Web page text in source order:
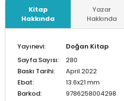
Kitap
Hakkında
Yazar
Hakkında
Yayınevi:
Doğan Kitap
Sayfa Sayısı:
280
Baskı Tarihi:
April 2022
Ebat:
13.6x21 mm
Barkod:
9786258004298